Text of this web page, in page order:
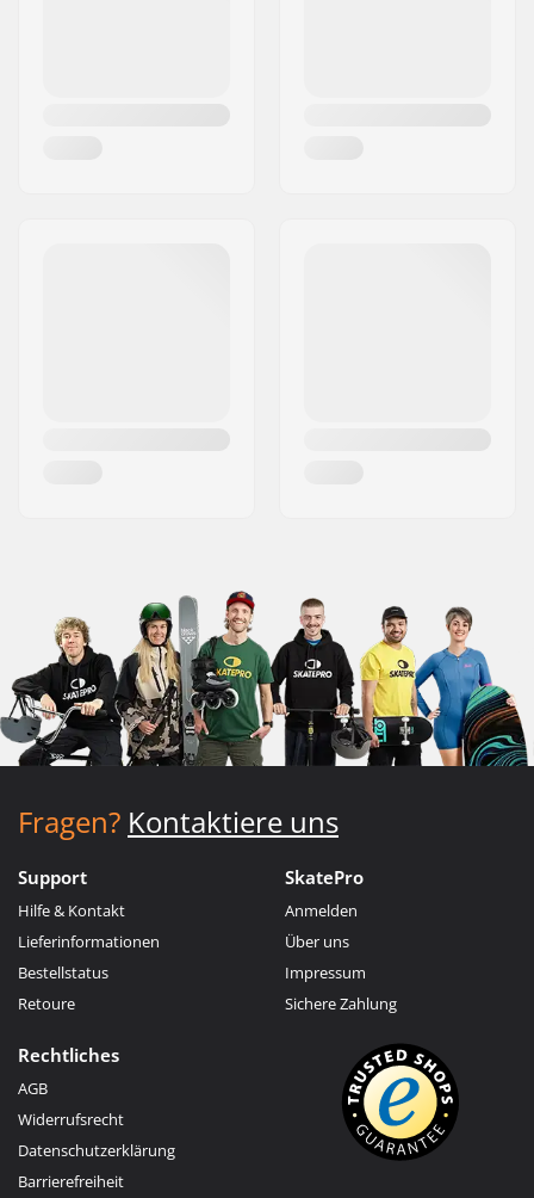
Fragen? Kontaktiere uns
Support
Hilfe & Kontakt
Lieferinformationen
Bestellstatus
Retoure
SkatePro
Anmelden
Über uns
Impressum
Sichere Zahlung
Rechtliches
AGB
Widerrufsrecht
Datenschutzerklärung
Barrierefreiheit